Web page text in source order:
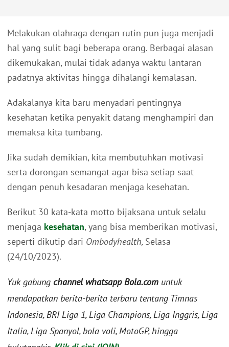
Melakukan olahraga dengan rutin pun juga menjadi
hal yang sulit bagi beberapa orang. Berbagai alasan
dikemukakan, mulai tidak adanya waktu lantaran
padatnya aktivitas hingga dihalangi kemalasan.
Adakalanya kita baru menyadari pentingnya
kesehatan ketika penyakit datang menghampiri dan
memaksa kita tumbang.
Jika sudah demikian, kita membutuhkan motivasi
serta dorongan semangat agar bisa setiap saat
dengan penuh kesadaran menjaga kesehatan.
Berikut 30 kata-kata motto bijaksana untuk selalu
menjaga kesehatan, yang bisa memberikan motivasi,
seperti dikutip dari Ombodyhealth, Selasa
(24/10/2023).
Yuk gabung channel whatsapp Bola.com untuk
mendapatkan berita-berita terbaru tentang Timnas
Indonesia, BRI Liga 1, Liga Champions, Liga Inggris, Liga
Italia, Liga Spanyol, bola voli, MotoGP, hingga